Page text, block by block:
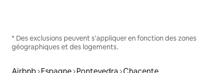
* Des exclusions peuvent s'appliquer en fonction des zones
géographiques et des logements.